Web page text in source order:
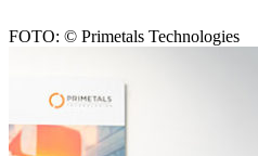
FOTO: © Primetals Technologies